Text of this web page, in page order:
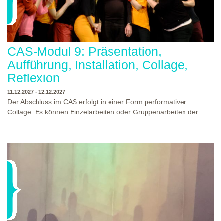
CAS-Modul 9: Präsentation,
Aufführung, Installation, Collage,
Reflexion
11.12.2027 - 12.12.2027
Der Abschluss im CAS erfolgt in einer Form performativer
Collage. Es können Einzelarbeiten oder Gruppenarbeiten der
Ausbildungsprogramm zu erleben. Die Studierenden des
oder Präsentation. Wir freuen uns über Begegnungen und
WO?